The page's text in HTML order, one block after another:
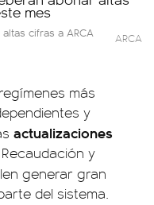
cifras a ARCA ARCA
más
y
actualizaciones
y
generar gran
del sistema.